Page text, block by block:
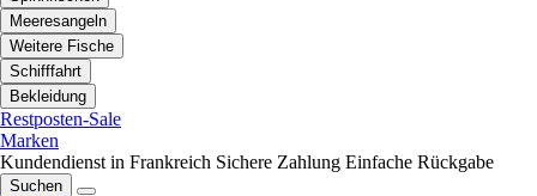
Meeresangeln
Weitere Fische
Schifffahrt
Bekleidung
Restposten-Sale
Marken
Kundendienst in Frankreich Sichere Zahlung Einfache Rückgabe
Suchen